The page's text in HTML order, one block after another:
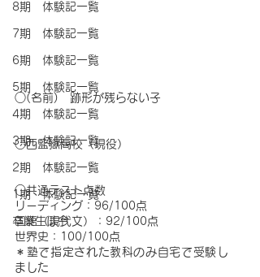
8期 体験記一覧
7期 体験記一覧
6期 体験記一覧
5期 体験記一覧
4期 体験記一覧
3期 体験記一覧
2期 体験記一覧
1期 体験記一覧
卒業生は今
○(名前)　跡形が残らない子
○西監獄高校（現役）
○共通テスト点数
リーディング：96/100点
国語（現代文）：92/100点
世界史：100/100点
＊塾で指定された教科のみ自宅で受験し
ました